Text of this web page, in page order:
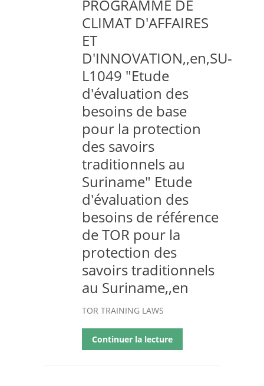
PROGRAMME DE
CLIMAT D'AFFAIRES
ET
D'INNOVATION,,en,SU-
L1049 "Etude
d'évaluation des
besoins de base
pour la protection
des savoirs
traditionnels au
Suriname" Etude
d'évaluation des
besoins de référence
de TOR pour la
protection des
savoirs traditionnels
au Suriname,,en
TOR TRAINING LAWS
Continuer la lecture